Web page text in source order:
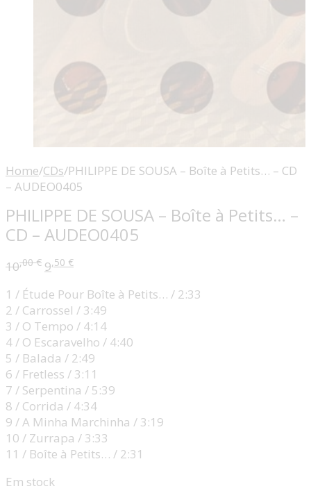
Home/CDs/PHILIPPE DE SOUSA – Boîte à Petits… – CD
– AUDEO0405
PHILIPPE DE SOUSA – Boîte à Petits… –
CD – AUDEO0405
10,00€ 9,50 €
1 / Étude Pour Boîte à Petits… / 2:33
2 / Carrossel / 3:49
3 / O Tempo / 4:14
4 / O Escaravelho / 4:40
5 / Balada / 2:49
6 / Fretless / 3:11
7 / Serpentina / 5:39
8 / Corrida / 4:34
9 / A Minha Marchinha / 3:19
10 / Zurrapa / 3:33
11 / Boîte à Petits… / 2:31
Em stock